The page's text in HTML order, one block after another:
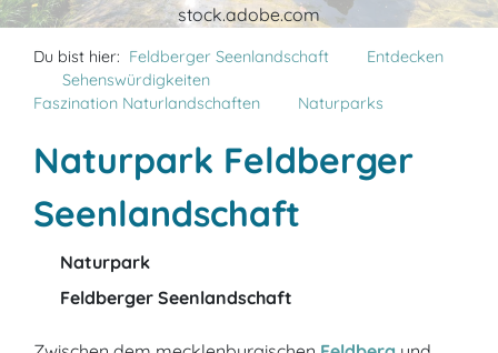
stock.adobe.com
Du bist hier: Feldberger Seenlandschaft
Entdecken
Sehenswürdigkeiten
Faszination Naturlandschaften
Naturparks
Naturpark Feldberger
Seenlandschaft
Naturpark
Feldberger Seenlandschaft